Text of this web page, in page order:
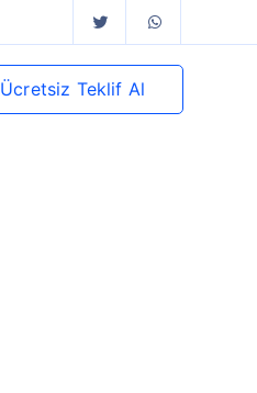
Ücretsiz Teklif Al